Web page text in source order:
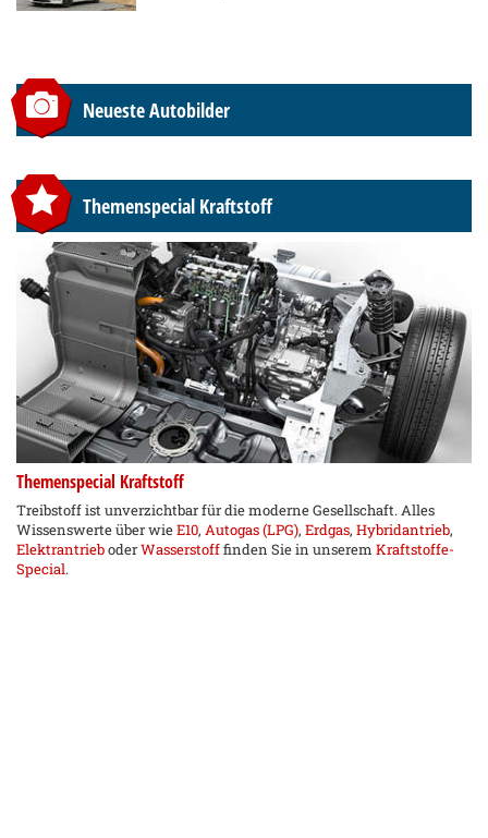
Neueste Autobilder
Themenspecial Kraftstoff
Themenspecial Kraftstoff
Treibstoff ist unverzichtbar für die moderne Gesellschaft. Alles
Wissenswerte über wieE10, Autogas (LPG), Erdgas, Hybridantrieb,
ElektrantrieboderWasserstofffinden Sie in unserem Kraftstoffe-
Special.